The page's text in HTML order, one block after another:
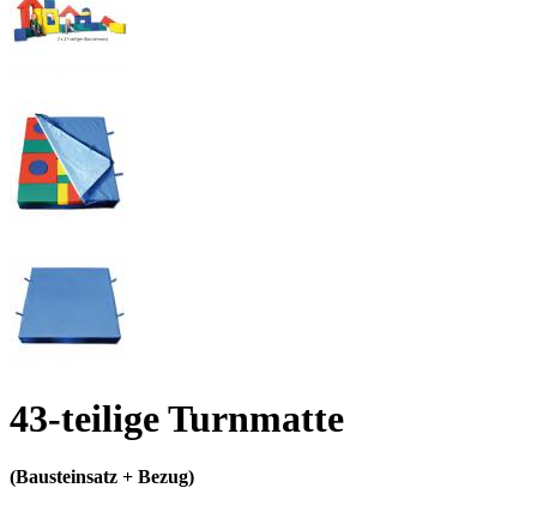
43-teilige Turnmatte
(Bausteinsatz + Bezug)